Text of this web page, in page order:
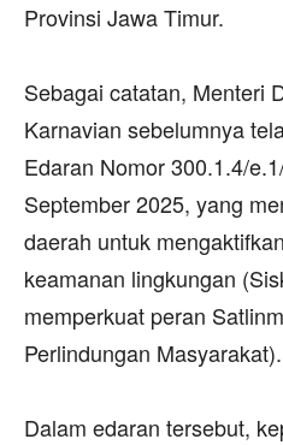
Provinsi Jawa Timur.
‎Sebagai catatan, Menteri
Karnavian sebelumnya
Edaran Nomor 300.1.4/
September 2025, yang
daerah untuk
keamanan lingkungan
memperkuat peran
Perlindungan Masyarakat).
‎Dalam edaran tersebut,